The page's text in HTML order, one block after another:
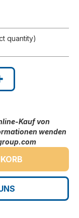
quantity)
Kauf von
wenden